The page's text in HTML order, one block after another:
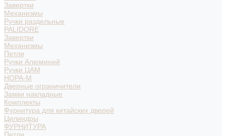
Завертки
Механизмы
Ручки раздельные
PALIDORE
Завертки
Механизмы
Петли
Ручки Алюминий
Ручки ЦАМ
НОРА-М
Дверные ограничители
Замки накладные
Комплекты
Фурнитура для китайских дверей
Цилиндры
ФУРНИТУРА